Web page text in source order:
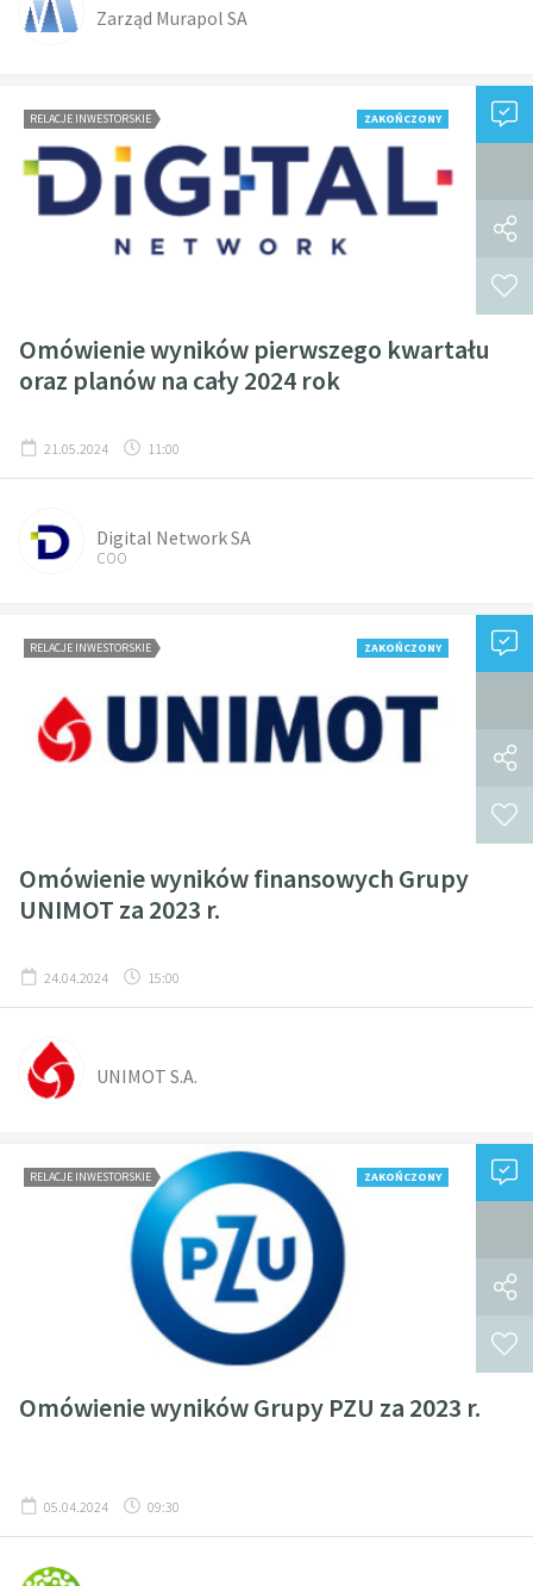
Zarząd Murapol SA
RELACJE INWESTORSKIE ZAKOŃCZONY
Omówienie wyników pierwszego kwartału
oraz planów na cały 2024 rok
21.05.2024 11:00
Digital Network SA
COO
RELACJE INWESTORSKIE ZAKOŃCZONY
Omówienie wyników finansowych Grupy
UNIMOT za 2023 r.
24.04.2024 15:00
UNIMOT S.A.
RELACJE INWESTORSKIE ZAKOŃCZONY
Omówienie wyników Grupy PZU za 2023 r.
05.04.2024 09:30